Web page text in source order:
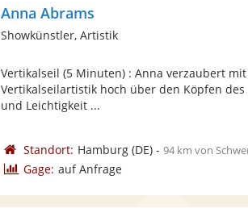
Anna Abrams
Showkünstler, Artistik
Vertikalseil (5 Minuten) : Anna verzaubert
Vertikalseilartistik hoch über den Köpfen
und Leichtigkeit ...
Standort: Hamburg(DE)- 94 km von
Gage: auf Anfrage